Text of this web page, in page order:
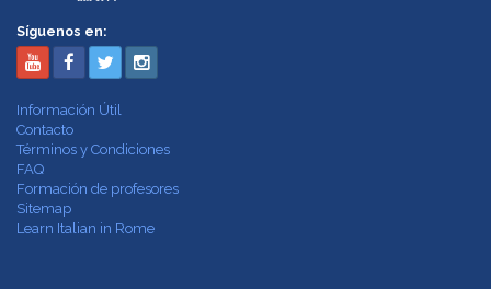
Síguenos en:
Información Útil
Contacto
Términos y Condiciones
FAQ
Formación de profesores
Sitemap
Learn Italian in Rome